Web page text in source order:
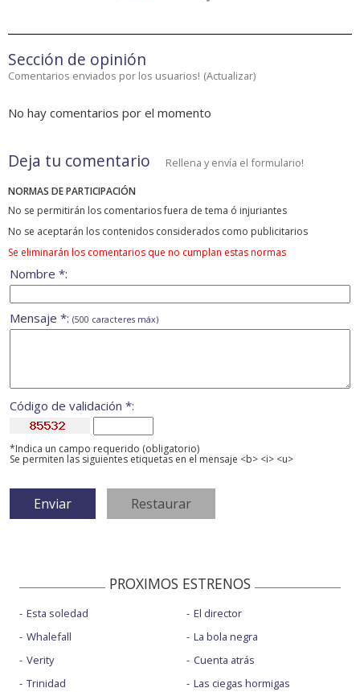
Sección de opinión
Comentarios enviados por los usuarios! (Actualizar)
No hay comentarios por el momento
Deja tu comentario Rellena y envía el formulario!
NORMAS DE PARTICIPACIÓN
No se permitirán los comentarios fuera de tema ó injuriantes
No se aceptarán los contenidos considerados como publicitarios
Se eliminarán los comentarios que no cumplan estas normas
Nombre *:
Mensaje *: (500 caracteres máx)
Código de validación *:
*Indica un campo requerido (obligatorio)
Se permiten las siguientes etiquetas en el mensaje <b> <i> <u>
PROXIMOS ESTRENOS
Esta soledad
Whalefall
Verity
Trinidad
El director
La bola negra
Cuenta atrás
Las ciegas hormigas